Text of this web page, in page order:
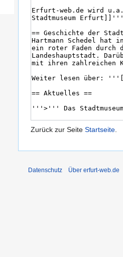
Zurück zur Seite Startseite.
Datenschutz Über erfurt-web.de